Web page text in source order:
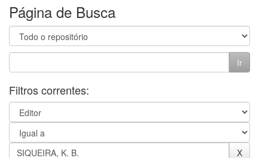
Página de Busca
Filtros correntes: